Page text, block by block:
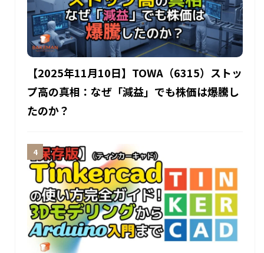
【2025年11月10日】TOWA（6315）ストッ
プ高の真相：なぜ「減益」でも株価は爆騰し
たのか？